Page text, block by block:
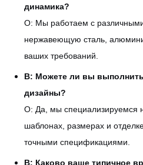
динамика?
О: Мы работаем с
нержавеющую сталь,
ваших требований.
В: Можете ли вы
дизайны?
О: Да, мы специализируемся
шаблонах, размерах и
точными спецификациями.
В: Каково ваше типичное